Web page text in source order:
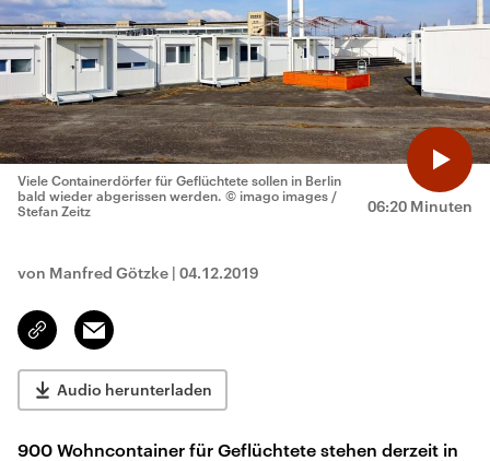
06:20 Minuten
Viele Containerdörfer für Geflüchtete sollen in Berlin
bald wieder abgerissen werden. © imago images /
Stefan Zeitz
von Manfred Götzke | 04.12.2019
Link
kopieren/teilen
Email
Audio herunterladen
900 Wohncontainer für Geflüchtete stehen derzeit in